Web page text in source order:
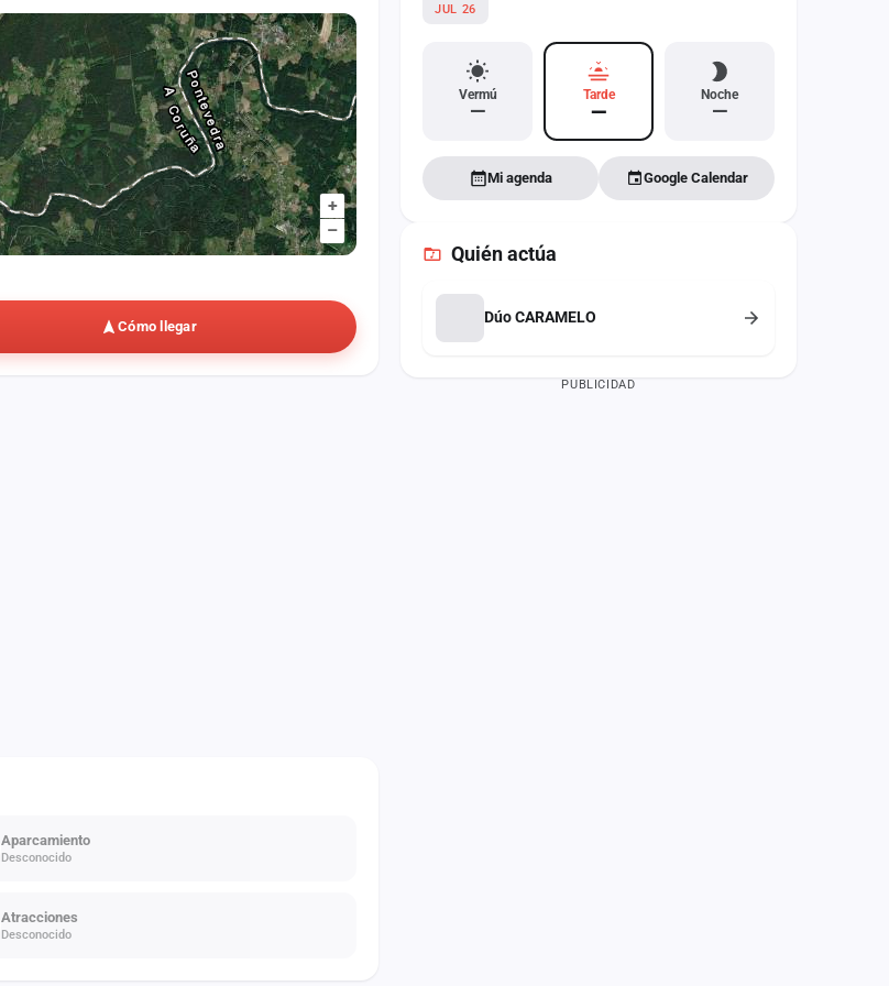
+
–
Cómo llegar
Aparcamiento
Desconocido
Atracciones
Desconocido
JUL 26
Vermú
—
Tarde
—
Noche
—
Mi agenda Google Calendar
Quién actúa
Dúo CARAMELO
PUBLICIDAD